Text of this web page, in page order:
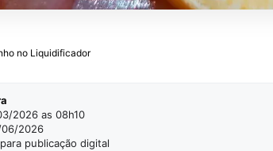
no Liquidificador
2026 as 08h10
2026
publicação digital